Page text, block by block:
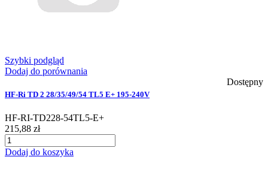
Szybki podgląd
Dodaj do porównania
Dostępny
HF-Ri TD 2 28/35/49/54 TL5 E+ 195-240V
HF-RI-TD228-54TL5-E+
215,88 zł
Dodaj do koszyka